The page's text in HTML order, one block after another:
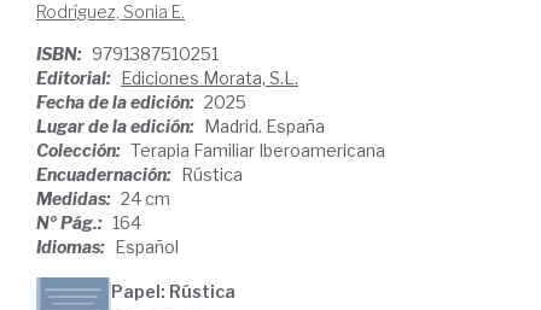
Rodríguez, Sonia E.
ISBN: 9791387510251
Editorial: Ediciones Morata, S.L.
Fecha de la edición: 2025
Lugar de la edición: Madrid. España
Colección: Terapia Familiar Iberoamericana
Encuadernación: Rústica
Medidas: 24 cm
Nº Pág.: 164
Idiomas: Español
Papel: Rústica